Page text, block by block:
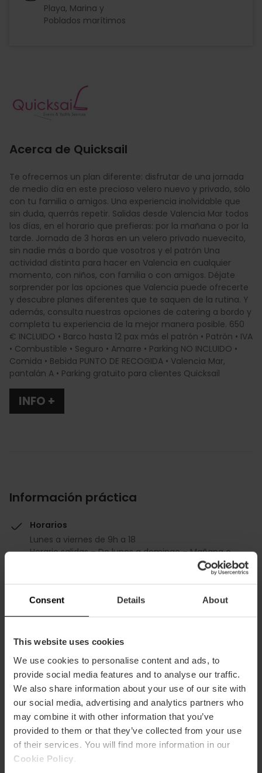
Consent Details About
This website uses cookies
We use cookies to personalise content and ads, to
provide social media features and to analyse our traffic.
We also share information about your use of our site with
our social media, advertising and analytics partners who
may combine it with other information that you’ve
provided to them or that they’ve collected from your use
of their services. You will find more information in our
Cookie Policy
Playa, Marina y
Poblados marítimos
Acerca de Quicksail
Te ofrecemos un plan diferente: disfrutar de una jornada
de medio día en este precioso velero nuevo y privado, sólo
con tu familia o amigos. Una experiencia inolvidable que
sin duda, querrás repetir. Salidas desde Valencia Mar todos
los días, en el horario que prefieras: por la mañana o por la
tarde. Jornada de 3 horas en un velero privado nuevecito,
sin nadie más a bordo que vosotros y el patrón Una
actividad distinta para hacer en Valencia en cualquier
momento, con niños, con familia o con amigos. Déjate
sorprender por las opciones que Valencia puede ofrecerte
y descubre planes diferentes que te saquen de la rutina. Y
además, consulta nuestras opciones de catering a bordo y
completa tu experiencia de la mejor manera posible. 650
€ INCLUIDO • Barco hasta 12 pax más el patrón • Patrón • IVA
• Combustible • Seguro • Amarre • Parking NO INCLUIDO •
Comida • Bebida PUNTO DE RECOGIDA • Valencia Mar,
pantalán A • Parking gratuito para clientes Quicksail
INFO +
Información práctica
Horarios
Lunes a viernes de 9h a 18
Horario salidas – De lunes a domingo – Mañana o
Descuento Valencia Tourist Card
-10%
Cómo llegar
Metro
L8
Bus